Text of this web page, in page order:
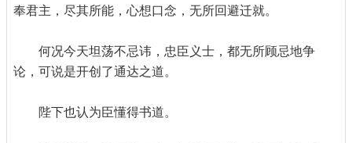
奉君主，尽其所能，心想口念，无所回避迁就。
何况今天坦荡不忌讳，忠臣义士，都无所顾忌地争
论，可说是开创了通达之道。
陛下也认为臣懂得书道。